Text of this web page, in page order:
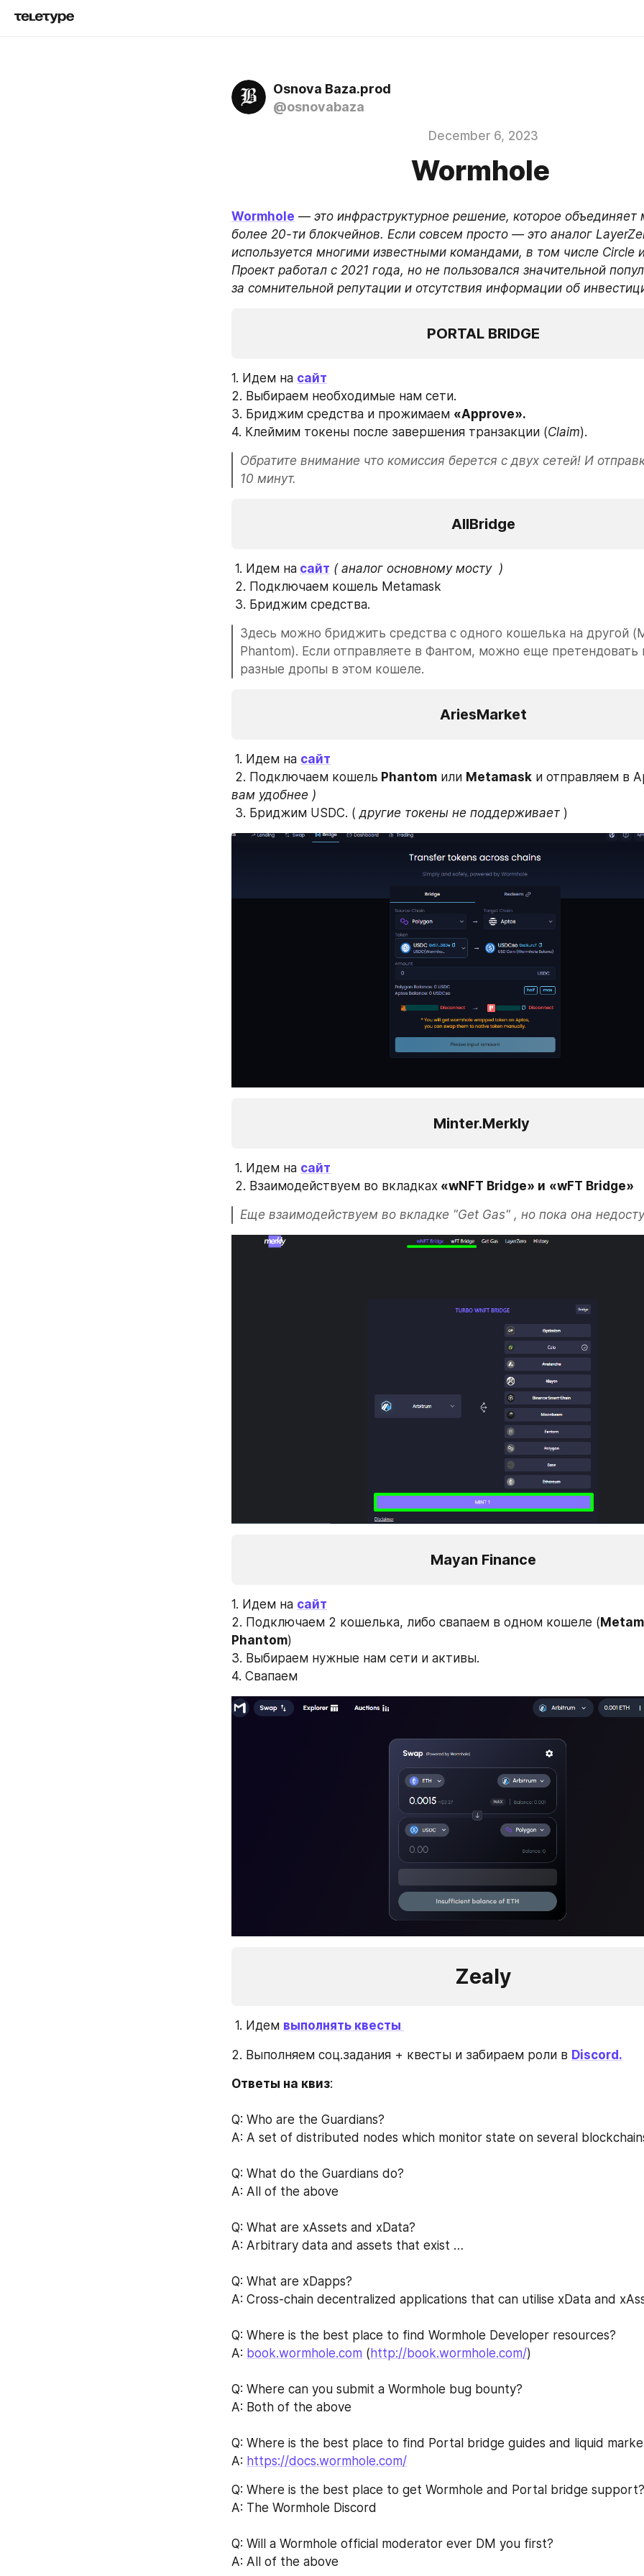
Osnova Baza.prod
@osnovabaza
December 6, 2023
Wormhole
Wormhole — это инфраструктурное решение, которое
более 20-ти блокчейнов. Если совсем просто — это аналог
используется многими известными командами, в том числе Circle
Проект работал с 2021 года, но не пользовался значительной
за сомнительной репутации и отсутствия информации об
PORTAL BRIDGE
1. Идем на сайт
2. Выбираем необходимые нам сети.
3. Бриджим средства и прожимаем «Approve».
4. Клеймим токены после завершения транзакции (Claim).
Обратите внимание что комиссия берется с двух сетей! И
10 минут.
AllBridge
1. Идем на сайт ( аналог основному мосту  )
2. Подключаем кошель Metamask
3. Бриджим средства.
Здесь можно бриджить средства с одного кошелька на другой
Phantom). Если отправляете в Фантом, можно еще претендовать
разные дропы в этом кошеле.
AriesMarket
1. Идем на сайт
2. Подключаем кошель Phantom или Metamask и отправляем в
3. Бриджим USDC. ( другие токены не поддерживает )
Minter.Merkly
1. Идем на сайт
2. Взаимодействуем во вкладках «wNFT Bridge» и «wFT Bridge»
Еще взаимодействуем во вкладке "Get Gas" , но пока она
Mayan Finance
1. Идем на сайт
2. Подключаем 2 кошелька, либо свапаем в одном кошеле (
Phantom)
3. Выбираем нужные нам сети и активы.
4. Свапаем
Zealy
1. Идем выполнять квесты
2. Выполняем соц.задания + квесты и забираем роли в Discord.
Ответы на квиз:
Q: Who are the Guardians?
A: A set of distributed nodes which monitor state on several
Q: What do the Guardians do?
A: All of the above
Q: What are xAssets and xData?
A: Arbitrary data and assets that exist …
Q: What are xDapps?
A: Cross-chain decentralized applications that can utilise xData and
Q: Where is the best place to find Wormhole Developer resources?
A: book.wormhole.com ( http://book.wormhole.com/)
Q: Where can you submit a Wormhole bug bounty?
A: Both of the above
Q: Where is the best place to find Portal bridge guides and liquid
A: https://docs.wormhole.com/
Q: Where is the best place to get Wormhole and Portal bridge
A: The Wormhole Discord
Q: Will a Wormhole official moderator ever DM you first?
A: All of the above